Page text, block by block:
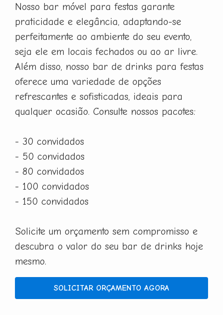
Nosso bar móvel para festas garante
praticidade e elegância, adaptando-se
perfeitamente ao ambiente do seu evento,
seja ele em locais fechados ou ao ar livre.
Além disso, nosso bar de drinks para festas
oferece uma variedade de opções
refrescantes e sofisticadas, ideais para
qualquer ocasião. Consulte nossos pacotes:
- 30 convidados
- 50 convidados
- 80 convidados
- 100 convidados
- 150 convidados
Solicite um orçamento sem compromisso e
descubra o valor do seu bar de drinks hoje
mesmo.
SOLICITAR ORÇAMENTO AGORA